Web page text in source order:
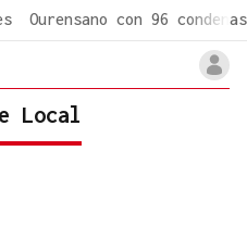
Ourensano con 96 condenas
Local